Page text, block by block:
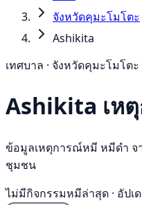
จังหวัดคุมะโมโตะ
Ashikita
เทศบาล · จังหวัดคุมะโมโตะ
Ashikita เห
ข้อมูลเหตุการณ์หมี หมีดำ จ
ชุมชน
ไม่มีกิจกรรมหมีล่าสุด · อัปเ